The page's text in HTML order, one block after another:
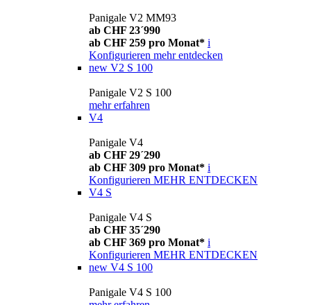
Panigale V2 MM93
ab CHF 23´990
ab CHF 259 pro Monat* i
Konfigurieren mehr entdecken
new V2 S 100
Panigale V2 S 100
mehr erfahren
V4
Panigale V4
ab CHF 29´290
ab CHF 309 pro Monat* i
Konfigurieren MEHR ENTDECKEN
V4 S
Panigale V4 S
ab CHF 35´290
ab CHF 369 pro Monat* i
Konfigurieren MEHR ENTDECKEN
new V4 S 100
Panigale V4 S 100